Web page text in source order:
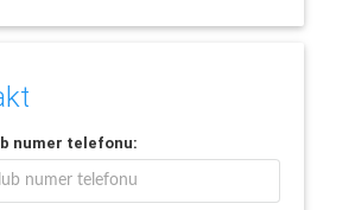
numer telefonu: